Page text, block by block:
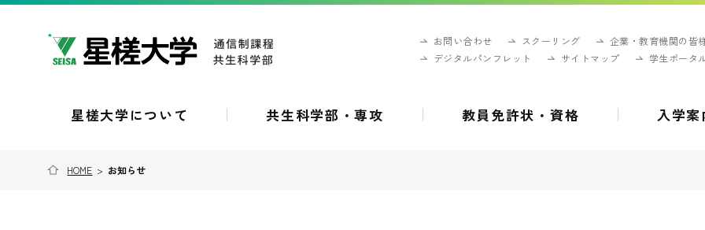
お問い合わせ スクーリング
企業・教育機関の皆
デジタルパンフレット
サイトマップ 学生ポータ
星槎大学について 共生科学部・専攻 教員免許状・資格 入学案
HOME > お知らせ